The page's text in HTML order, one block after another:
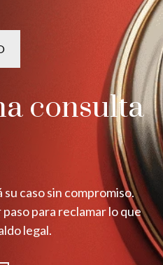
consulta
caso sin compromiso.
para reclamar lo que
legal.